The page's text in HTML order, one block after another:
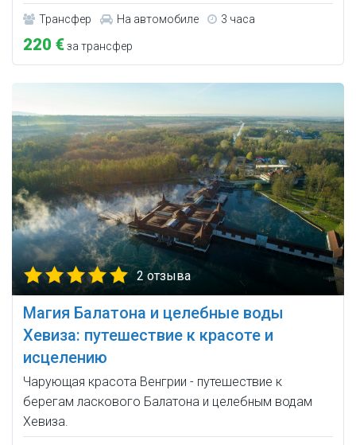
Трансфер На автомобиле 3 часа
220 €за трансфер
2 отзыва
Магия Балатона и целебные воды
Хевиза: путешествие к красоте и
исцелению
Чарующая красота Венгрии - путешествие к
берегам ласкового Балатона и целебным водам
Хевиза.